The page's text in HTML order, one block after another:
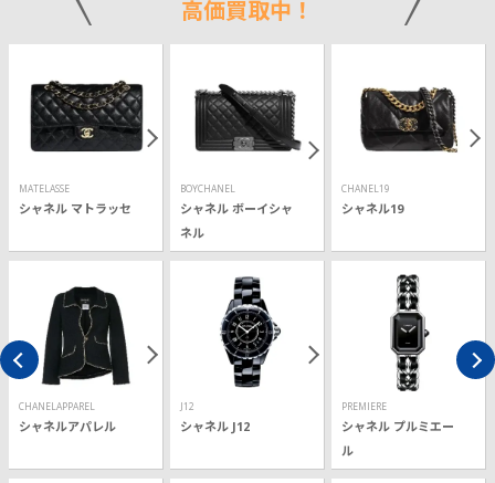
高価買取中！
MATELASSE
シャネル マトラッセ
BOYCHANEL
シャネル ボーイシャ
ネル
CHANEL19
シャネル19
CHANELAPPAREL
シャネルアパレル
J12
シャネル J12
PREMIERE
シャネル プルミエー
ル